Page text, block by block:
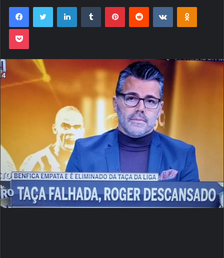
mail
FacebookTwitter LinkedinTumblr PinterestReddit VK OK
Pocket